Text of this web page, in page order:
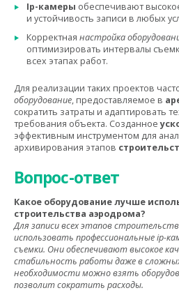
Ip-камеры обеспечивают
и устойчивость записи в любых
Корректная настройка
оптимизировать интервалы
всех этапах работ.
Для реализации таких проектов
оборудование, предоставляемое в
сократить затраты и адаптировать
требования объекта. Созданное
эффективным инструментом для
архивирования этапов
Вопрос-ответ
Какое оборудование лучше
строительства аэродрома?
Для записи всех этапов
использовать профессиональные ip-
съемки. Они обеспечивают высокое
стабильность работы даже в
необходимости можно взять
позволит сократить расходы.